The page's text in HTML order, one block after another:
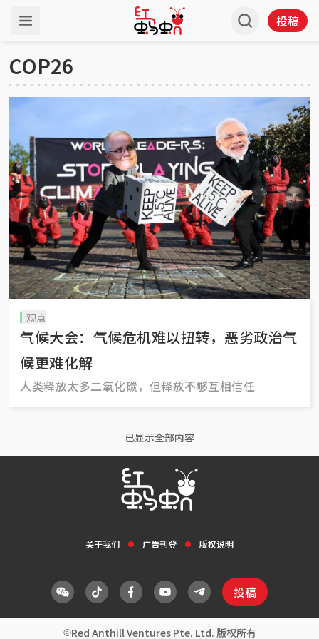
投稿
COP26
观点
气候大会：气候危机难以扭转，恶劣政治气
候更难化解
人类释放太多二氧化碳，但释放不够互相信任
已显示全部内容
关于我们 广告刊登 版权说明
投稿
Red Anthill Ventures Pte. Ltd. 版权所有